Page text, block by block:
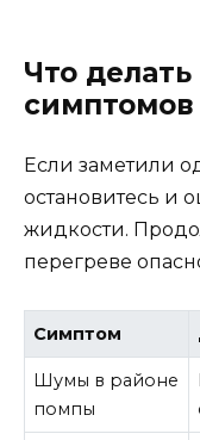
Что
симптомов
Если заметили
остановитесь и
жидкости.
перегреве
Симптом
Шумы в районе
помпы